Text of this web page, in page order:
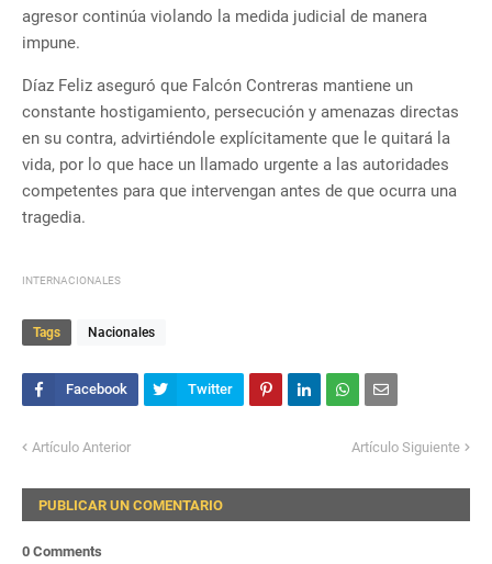
agresor continúa violando la medida judicial de manera
impune.
Díaz Feliz aseguró que Falcón Contreras mantiene un
constante hostigamiento, persecución y amenazas directas
en su contra, advirtiéndole explícitamente que le quitará la
vida, por lo que hace un llamado urgente a las autoridades
competentes para que intervengan antes de que ocurra una
tragedia.
INTERNACIONALES
Tags Nacionales
Artículo Anterior Artículo Siguiente
PUBLICAR UN COMENTARIO
0 Comments